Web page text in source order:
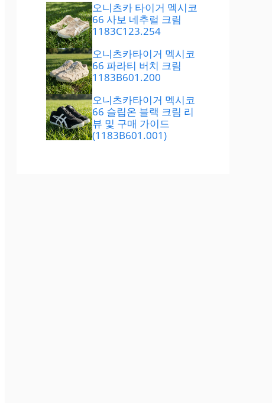
오니츠카 타이거 멕시코
66 사보 네추럴 크림
1183C123.254
오니츠카타이거 멕시코
66 파라티 버치 크림
1183B601.200
오니츠카타이거 멕시코
66 슬립온 블랙 크림 리
뷰 및 구매 가이드
(1183B601.001)